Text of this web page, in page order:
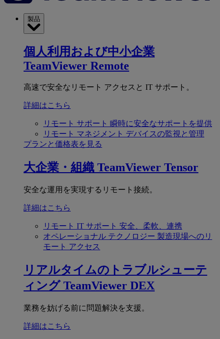
製品
個人利用および中小企業
TeamViewer Remote
高速で安全なリモート アクセスと IT サポート。
詳細はこちら
リモート サポート 瞬時に安全なサポートを提供
リモート マネジメント デバイスの監視と管理
プランと価格表を見る
大企業・組織 TeamViewer Tensor
安全な運用を実現するリモート接続。
詳細はこちら
リモート IT サポート 安全、柔軟、連携
オペレーショナル テクノロジー 製造現場へのリ
モート アクセス
リアルタイムのトラブルシューテ
ィング TeamViewer DEX
業務を妨げる前に問題解決を支援。
詳細はこちら